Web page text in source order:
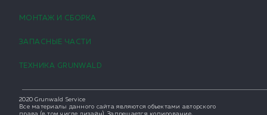
МОНТАЖ И СБОРКА
ЗАПАСНЫЕ ЧАСТИ
ТЕХНИКА GRUNWALD
2020 Grunwald Serviсe
Все материалы данного сайта являются объектами авторского
права (в том числе дизайн). Запрещается копирование,